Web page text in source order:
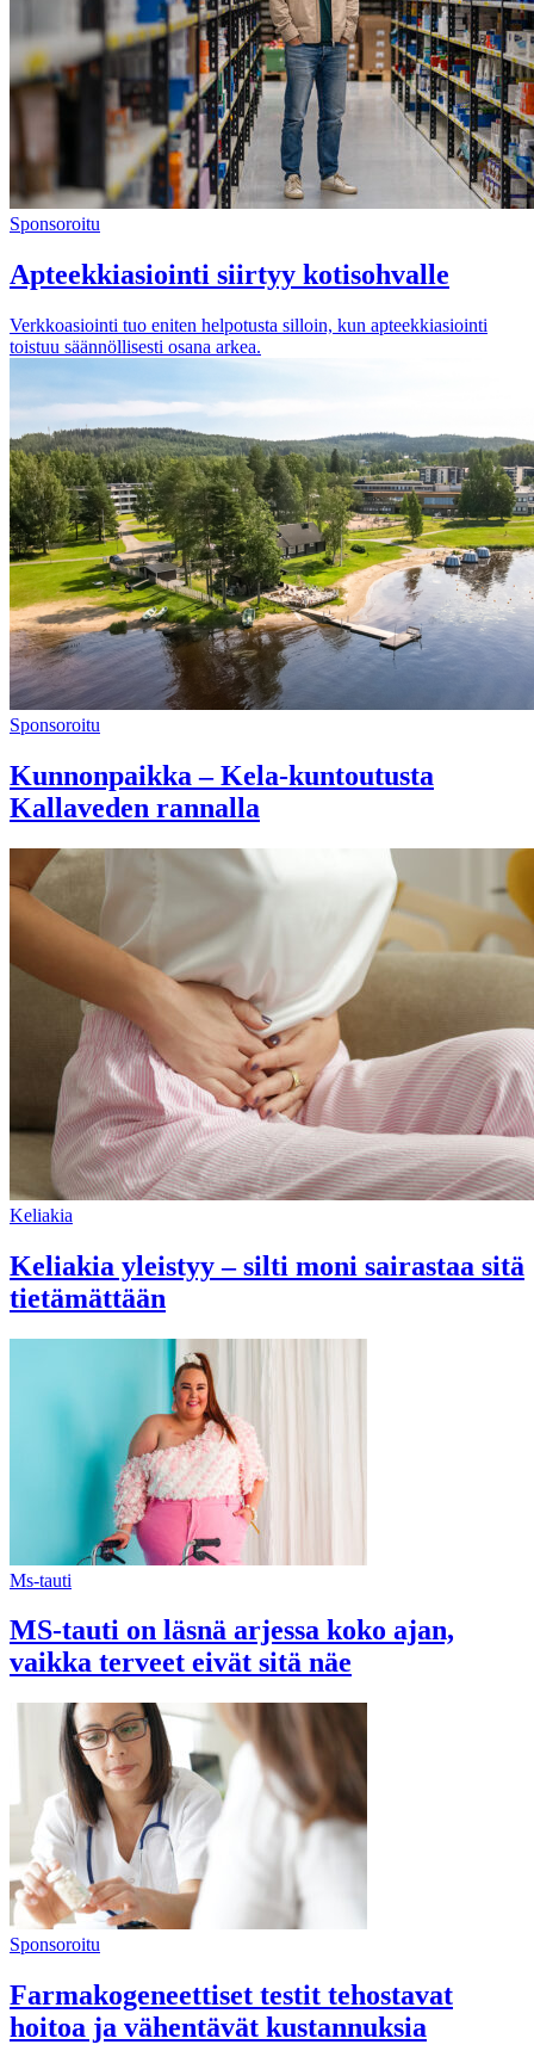
Sponsoroitu
Apteekkiasiointi siirtyy kotisohvalle
Verkkoasiointi tuo eniten helpotusta silloin, kun apteekkiasiointi
toistuu säännöllisesti osana arkea.
Sponsoroitu
Kunnonpaikka – Kela-kuntoutusta
Kallaveden rannalla
Keliakia
Keliakia yleistyy – silti moni sairastaa sitä
tietämättään
Ms-tauti
MS-tauti on läsnä arjessa koko ajan,
vaikka terveet eivät sitä näe
Sponsoroitu
Farmakogeneettiset testit tehostavat
hoitoa ja vähentävät kustannuksia